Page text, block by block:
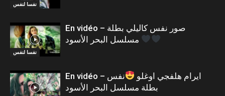
نفسا لنفس
نفسا لنفس
En vidéo – صور نفس كاليلي بطلة
En vidéo – ايرام هلفجي اوغلو
نفس
بطلة مسلسل البحر الأسود